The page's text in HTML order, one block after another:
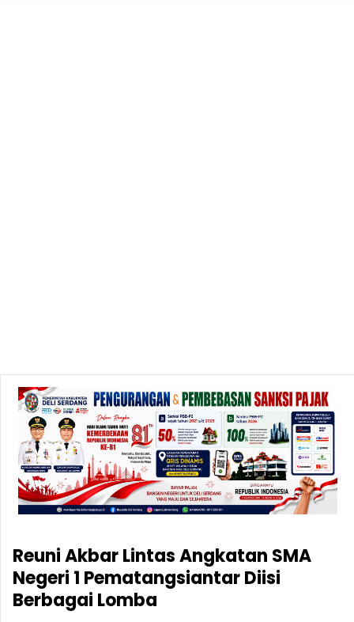
Reuni Akbar Lintas Angkatan SMA
Negeri 1 Pematangsiantar Diisi
Berbagai Lomba